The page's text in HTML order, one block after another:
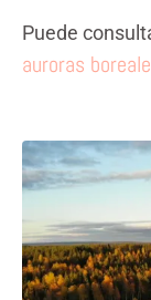
Puede
auroras